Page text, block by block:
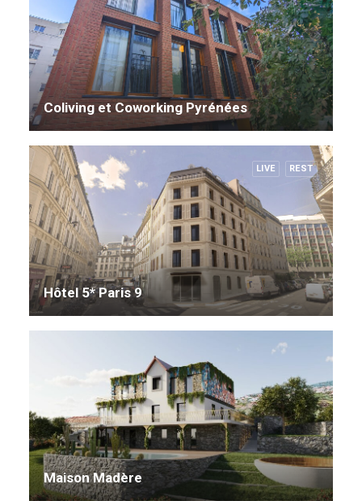
Coliving et Coworking Pyrénées
LIVE REST
Hôtel 5* Paris 9
Maison Madère